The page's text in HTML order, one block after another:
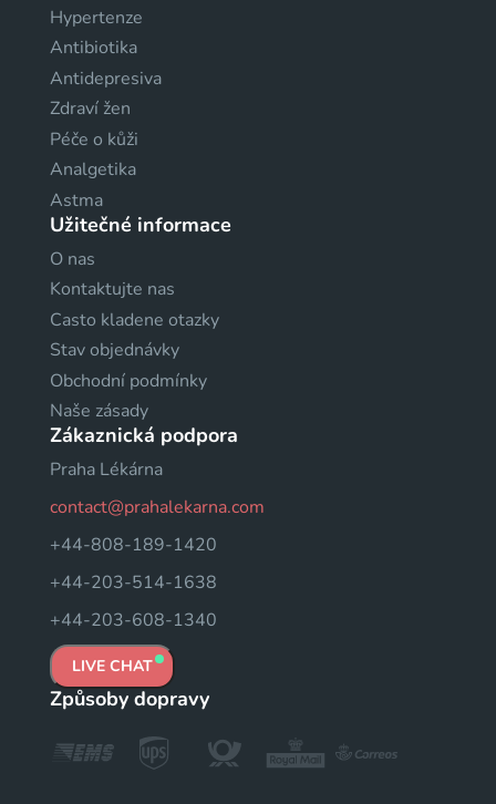
Hypertenze
Antibiotika
Antidepresiva
Zdraví žen
Péče o kůži
Analgetika
Astma
Užitečné informace
O nas
Kontaktujte nas
Casto kladene otazky
Stav objednávky
Obchodní podmínky
Naše zásady
Zákaznická podpora
Praha Lékárna
contact@prahalekarna.com
+44-808-189-1420
+44-203-514-1638
+44-203-608-1340
LIVE CHAT
Způsoby dopravy